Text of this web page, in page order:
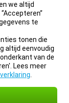
we altijd
te
tonen die
altijd eenvoudig
van de
Lees meer